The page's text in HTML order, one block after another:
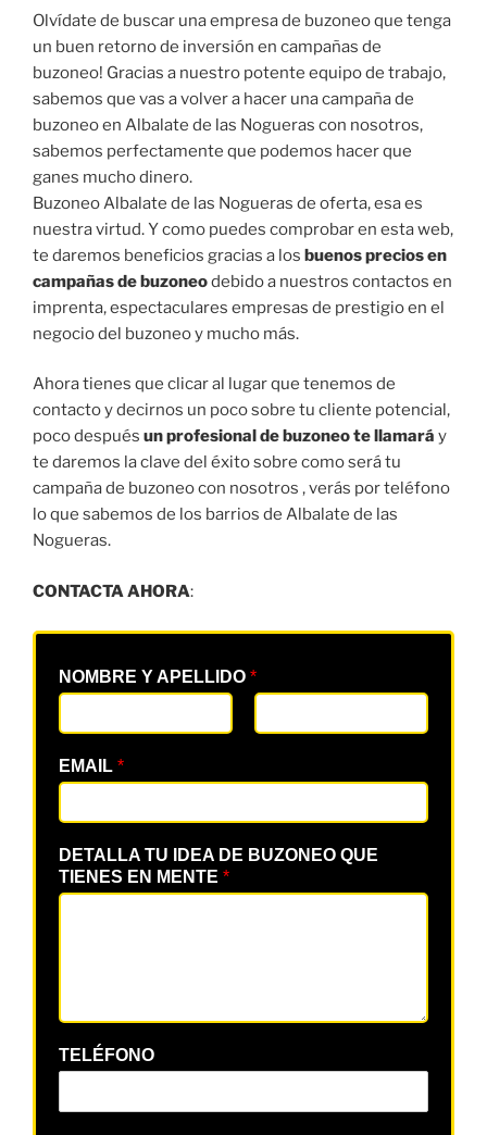
Olvídate de buscar una empresa de buzoneo que tenga
un buen retorno de inversión en campañas de
buzoneo! Gracias a nuestro potente equipo de trabajo,
sabemos que vas a volver a hacer una campaña de
buzoneo en Albalate de las Nogueras con nosotros,
sabemos perfectamente que podemos hacer que
ganes mucho dinero.
Buzoneo Albalate de las Nogueras de oferta, esa es
nuestra virtud. Y como puedes comprobar en esta web,
te daremos beneficios gracias a los buenos precios en
campañas de buzoneodebido a nuestros contactos en
imprenta, espectaculares empresas de prestigio en el
negocio del buzoneo y mucho más.
Ahora tienes que clicar al lugar que tenemos de
contacto y decirnos un poco sobre tu cliente potencial,
poco después un profesional de buzoneo te llamará y
te daremos la clave del éxito sobre como será tu
campaña de buzoneo con nosotros , verás por teléfono
lo que sabemos de los barrios de Albalate de las
Nogueras.
CONTACTA AHORA:
NOMBRE Y APELLIDO *
EMAIL *
DETALLA TU IDEA DE BUZONEO QUE
TIENES EN MENTE *
TELÉFONO